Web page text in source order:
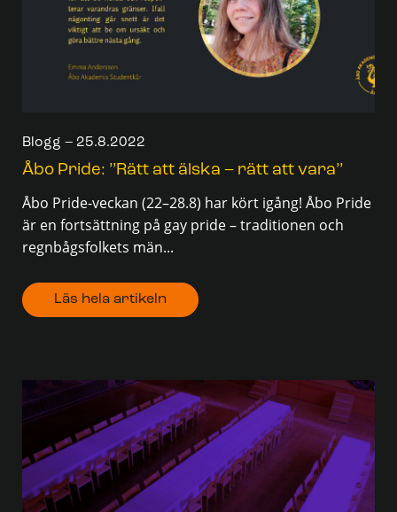
Blogg – 25.8.2022
Åbo Pride: ’’Rätt att älska – rätt att vara’’
Åbo Pride-veckan (22–28.8) har kört igång! Åbo Pride
är en fortsättning på gay pride – traditionen och
regnbågsfolkets män...
Läs hela artikeln